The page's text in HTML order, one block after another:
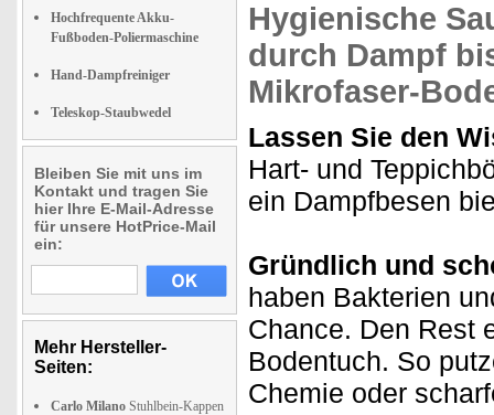
Hochfrequente Akku-
Fußboden-Poliermaschine
Hand-Dampfreiniger
Teleskop-Staubwedel
Bleiben Sie mit uns im
Kontakt und tragen Sie
hier Ihre E-Mail-Adresse
für unsere HotPrice-Mail
ein:
Mehr Hersteller-
Seiten:
Carlo Milano Stuhlbein-Kappen
Hygienische
durch Dampf
Mikrofaser-
Lassen Sie den
Hart- und
ein Dampfbesen
Gründlich und
haben Bakterien
Chance. Den Rest
Bodentuch. So
Chemie oder